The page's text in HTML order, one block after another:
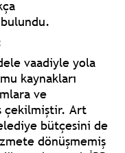
vaadiyle yola
kaynakları
ve
çekilmiştir. Art
bütçesini de
dönüşmemiş